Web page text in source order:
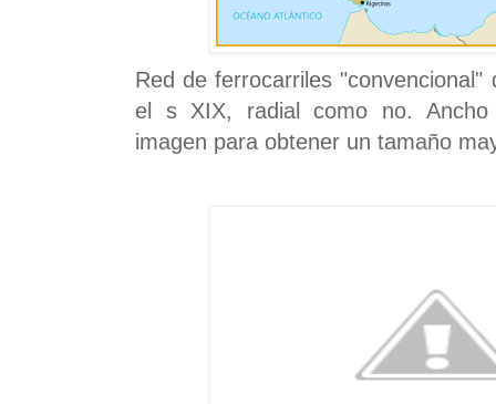
Red de ferrocarriles "convencional"
el s XIX, radial como no. Ancho
imagen para obtener un tamaño